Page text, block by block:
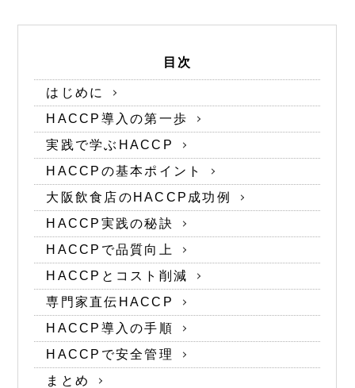
目次
はじめに
HACCP導入の第一歩
実践で学ぶHACCP
HACCPの基本ポイント
大阪飲食店のHACCP成功例
HACCP実践の秘訣
HACCPで品質向上
HACCPとコスト削減
専門家直伝HACCP
HACCP導入の手順
HACCPで安全管理
まとめ